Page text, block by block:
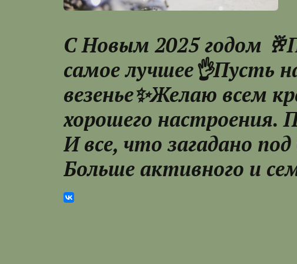
С Новым 2025 годом
самое лучшее👌Пусть
везенье✨Желаю всем
хорошего настроения.
И все, что загадано
Больше активного и